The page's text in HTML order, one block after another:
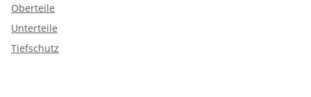
Oberteile
Unterteile
Tiefschutz